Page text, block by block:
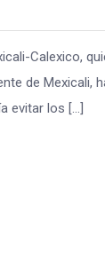
Calexico,
de Mexicali,
evitar los […]